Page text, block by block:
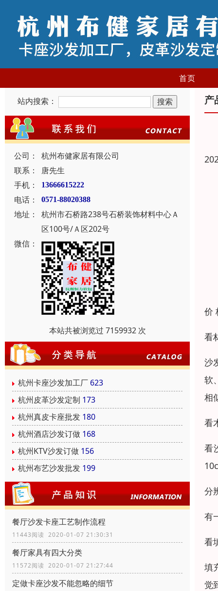
首页
站内搜索：
公司：
杭州布健家居有限公司
联系：
唐先生
手机：
13666615222
电话： 0571-88020388
地址：
杭州市石桥路238号石桥装饰材料中心Ａ
区100号/Ａ区202号
微信：
本站共被浏览过 7159932 次
杭州卡座沙发加工厂 623
杭州皮革沙发定制 173
杭州真皮卡座批发 180
杭州酒店沙发订做 168
杭州KTV沙发订做 156
杭州布艺沙发批发 199
餐厅沙发卡座工艺制作流程
11443阅读 2020-01-07 21:30:31
餐厅家具有四大分类
11572阅读 2020-01-07 21:27:44
定做卡座沙发不能忽略的细节
产
价
看
沙
软
相
看
看
分
有
看
填
觉